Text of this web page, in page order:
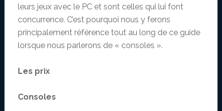
leurs jeux avec le PC et sont celles qui lui font
concurrence. C’est pourquoi nous y ferons
principalement référence tout au long de ce guide
lorsque nous parlerons de « consoles ».
Les prix
Consoles